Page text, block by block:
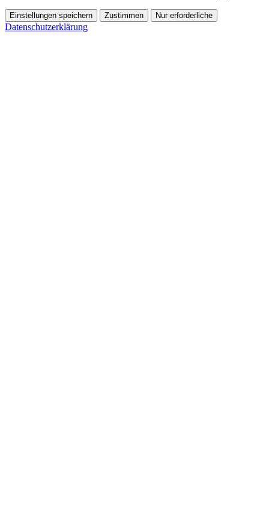
Einstellungen speichern Zustimmen Nur erforderliche
Datenschutzerklärung